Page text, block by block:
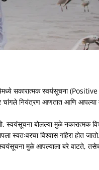
सकारात्मक स्वयंसूचना (Positive
चांगले नियंत्रण आणतात आणि आपल्या
स्वयंसूचना बोलल्या मुळे नकारात्मक
विश्वास गहिरा होत
स्वयंसूचना मुळे आपल्याला बरे वाटते,